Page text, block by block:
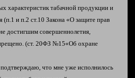
характеристик табачной продукции и
(п.1 и п.2 ст.10 Закона «О защите прав
достигшим совершеннолетия,
(ст. 20ФЗ №15«Об охране
что мне уже исполнилось